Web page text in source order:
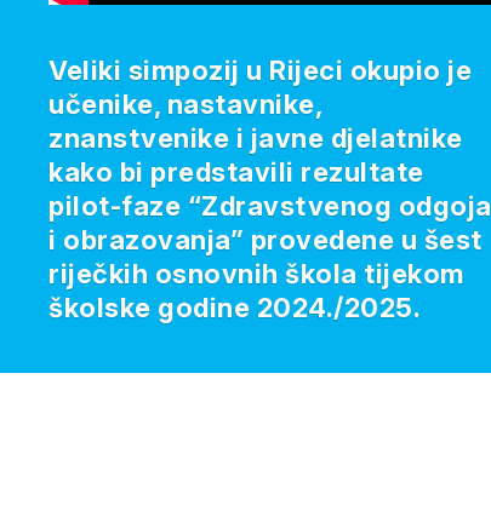
Veliki simpozij u Rijeci okupio je
učenike, nastavnike,
znanstvenike i javne djelatnike
kako bi predstavili rezultate
pilot-faze “Zdravstvenog odgoja
i obrazovanja” provedene u šest
riječkih osnovnih škola tijekom
školske godine 2024./2025.